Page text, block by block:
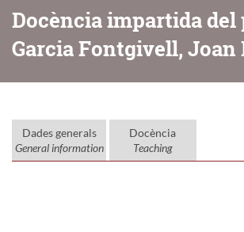
Docència impartida del
Garcia Fontgivell, Joan
Dades generals
General information
Docència
Teaching